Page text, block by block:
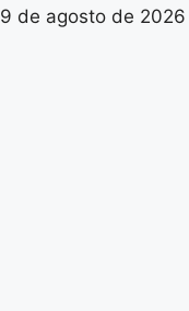
9 de agosto de 2026